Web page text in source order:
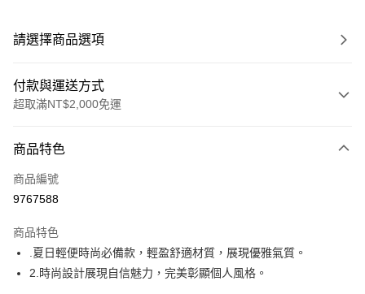
請選擇商品選項
付款與運送方式
超取滿NT$2,000免運
信用卡一次付款
超商取貨付款
Apple Pay
悠遊付
商品特色
商品編號
9767588
商品特色
.夏日輕便時尚必備款，輕盈舒適材質，展現優雅氣質。
2.時尚設計展現自信魅力，完美彰顯個人風格。